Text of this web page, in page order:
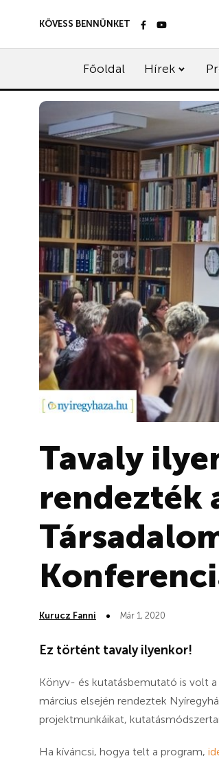
KÖVESS BENNÜNKET
Főoldal Hírek
Tavaly
rendezték
Kurucz Fanni Már 1, 2020
Ez történt tavaly ilyenkor!
Könyv- és kutatásbemutató is volt
március elsején rendeztek
projektmunkáikat,
Ha kíváncsi, hogya telt a program,